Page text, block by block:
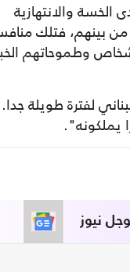
والانتهازية
من بينهم، فتلك
وطموحاتهم
لفترة طويلة
يملكونه".
نيوز